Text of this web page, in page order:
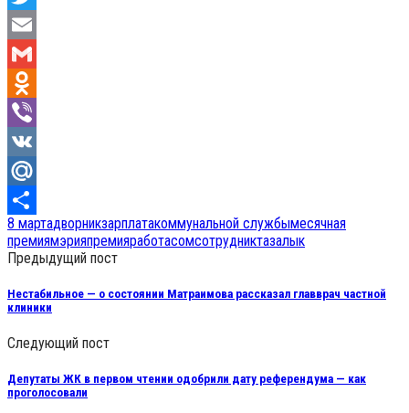
Twitter
Email
Gmail
Odnoklassniki
Viber
VK
Mail.Ru
Отправить
8 мартадворникзарплатакоммунальной службымесячная
премиямэрияпремияработасомсотрудниктазалык
Предыдущий пост
Нестабильное — о состоянии Матраимова рассказал главврач частной
клиники
Следующий пост
Депутаты ЖК в первом чтении одобрили дату референдума — как
проголосовали